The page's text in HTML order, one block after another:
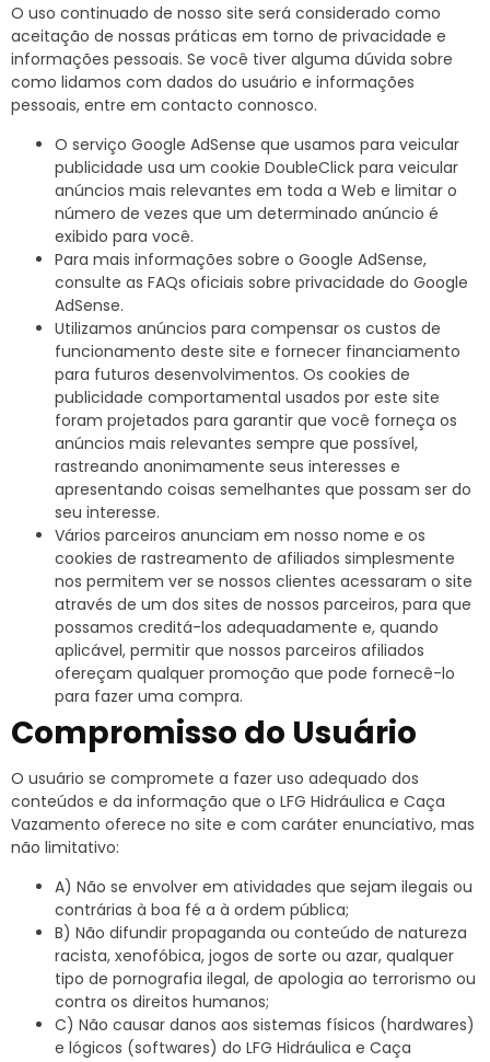
O uso continuado de nosso site será considerado como
aceitação de nossas práticas em torno de privacidade e
informações pessoais. Se você tiver alguma dúvida sobre
como lidamos com dados do usuário e informações
pessoais, entre em contacto connosco.
O serviço Google AdSense que usamos para veicular
publicidade usa um cookie DoubleClick para veicular
anúncios mais relevantes em toda a Web e limitar o
número de vezes que um determinado anúncio é
exibido para você.
Para mais informações sobre o Google AdSense,
consulte as FAQs oficiais sobre privacidade do Google
AdSense.
Utilizamos anúncios para compensar os custos de
funcionamento deste site e fornecer financiamento
para futuros desenvolvimentos. Os cookies de
publicidade comportamental usados ​​por este site
foram projetados para garantir que você forneça os
anúncios mais relevantes sempre que possível,
rastreando anonimamente seus interesses e
apresentando coisas semelhantes que possam ser do
seu interesse.
Vários parceiros anunciam em nosso nome e os
cookies de rastreamento de afiliados simplesmente
nos permitem ver se nossos clientes acessaram o site
através de um dos sites de nossos parceiros, para que
possamos creditá-los adequadamente e, quando
aplicável, permitir que nossos parceiros afiliados
ofereçam qualquer promoção que pode fornecê-lo
para fazer uma compra.
Compromisso do Usuário
O usuário se compromete a fazer uso adequado dos
conteúdos e da informação que o LFG Hidráulica e Caça
Vazamento oferece no site e com caráter enunciativo, mas
não limitativo:
A) Não se envolver em atividades que sejam ilegais ou
contrárias à boa fé a à ordem pública;
B) Não difundir propaganda ou conteúdo de natureza
racista, xenofóbica, jogos de sorte ou azar, qualquer
tipo de pornografia ilegal, de apologia ao terrorismo ou
contra os direitos humanos;
C) Não causar danos aos sistemas físicos (hardwares)
e lógicos (softwares) do LFG Hidráulica e Caça